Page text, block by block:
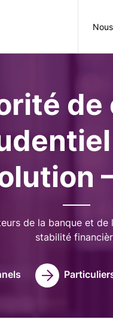
de la banque et de
stabilité